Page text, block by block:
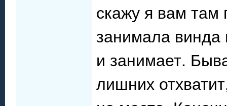
скажу я вам там
занимала винда
и занимает.
лишних